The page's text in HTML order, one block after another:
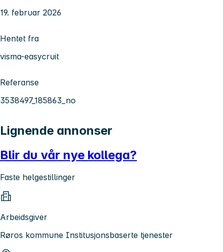
19. februar 2026
Hentet fra
visma-easycruit
Referanse
3538497_185863_no
Lignende annonser
Blir du vår nye kollega?
Faste helgestillinger
Arbeidsgiver
Røros kommune Institusjonsbaserte tjenester